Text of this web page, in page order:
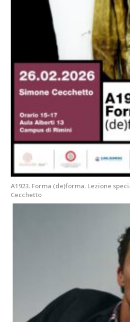
A1923. Forma (de)forma. Lezione
Cecchetto